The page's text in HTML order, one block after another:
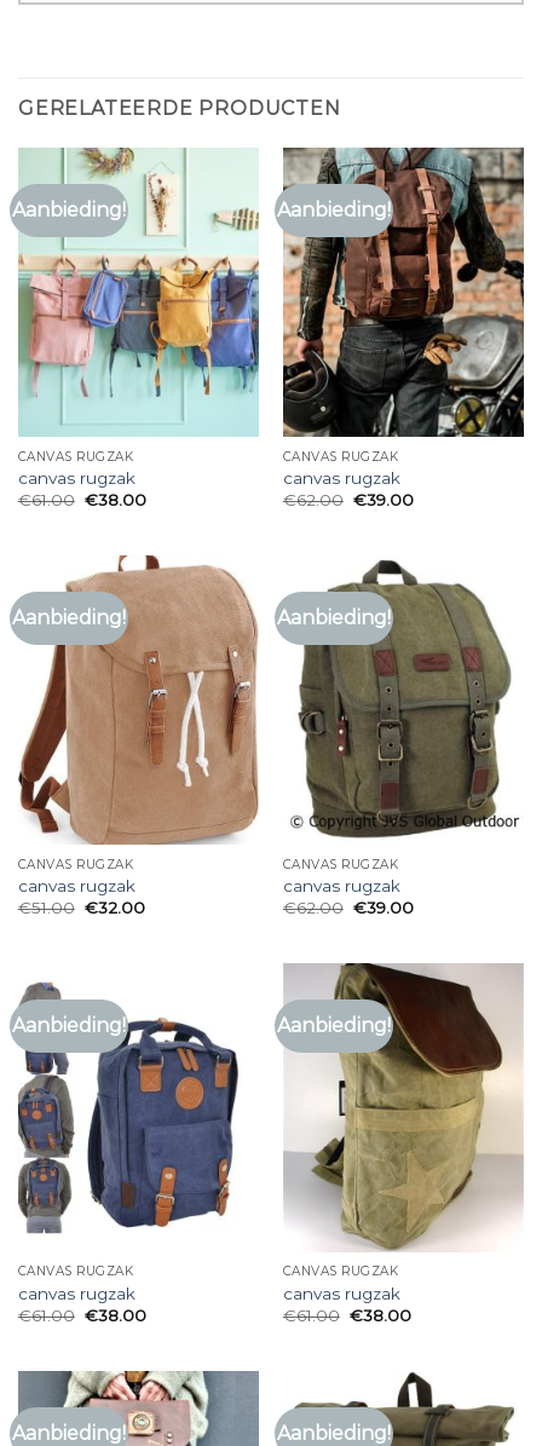
GERELATEERDE PRODUCTEN
Aanbieding!
CANVAS RUGZAK
canvas rugzak
€61.00 €38.00
Aanbieding!
CANVAS RUGZAK
canvas rugzak
€62.00 €39.00
Aanbieding!
CANVAS RUGZAK
canvas rugzak
€51.00 €32.00
Aanbieding!
CANVAS RUGZAK
canvas rugzak
€62.00 €39.00
Aanbieding!
CANVAS RUGZAK
canvas rugzak
€61.00 €38.00
Aanbieding!
CANVAS RUGZAK
canvas rugzak
€61.00 €38.00
Aanbieding! Aanbieding!